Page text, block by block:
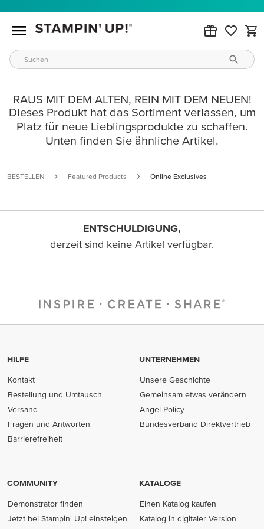
RAUS MIT DEM ALTEN, REIN MIT DEM NEUEN!
Dieses Produkt hat das Sortiment verlassen, um
Platz für neue Lieblingsprodukte zu schaffen.
Unten finden Sie ähnliche Artikel.
BESTELLEN Featured Products Online Exclusives
ENTSCHULDIGUNG,
derzeit sind keine Artikel verfügbar.
HILFE
Kontakt
Bestellung und Umtausch
Versand
Fragen und Antworten
Barrierefreiheit
UNTERNEHMEN
Unsere Geschichte
Gemeinsam etwas verändern
Angel Policy
Bundesverband Direktvertrieb
COMMUNITY
Demonstrator finden
Jetzt bei Stampin' Up! einsteigen
KATALOGE
Einen Katalog kaufen
Katalog in digitaler Version